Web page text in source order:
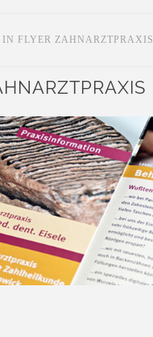
IN FLYER ZAHNARZTPRAXIS